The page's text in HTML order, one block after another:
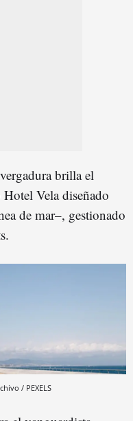
brilla el
Vela diseñado
de mar–, gestionado
/ PEXELS